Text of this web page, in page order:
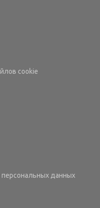
cookie
данных